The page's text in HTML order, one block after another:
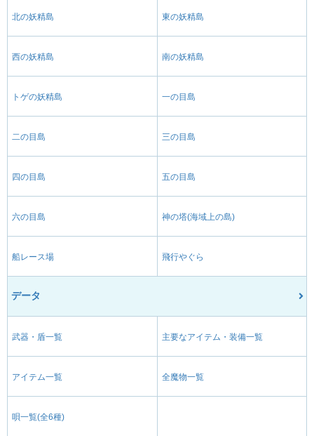
北の妖精島 東の妖精島
西の妖精島 南の妖精島
トゲの妖精島 一の目島
二の目島 三の目島
四の目島 五の目島
六の目島 神の塔(海域上の島)
船レース場 飛行やぐら
データ
武器・盾一覧 主要なアイテム・装備一覧
アイテム一覧 全魔物一覧
唄一覧(全6種)